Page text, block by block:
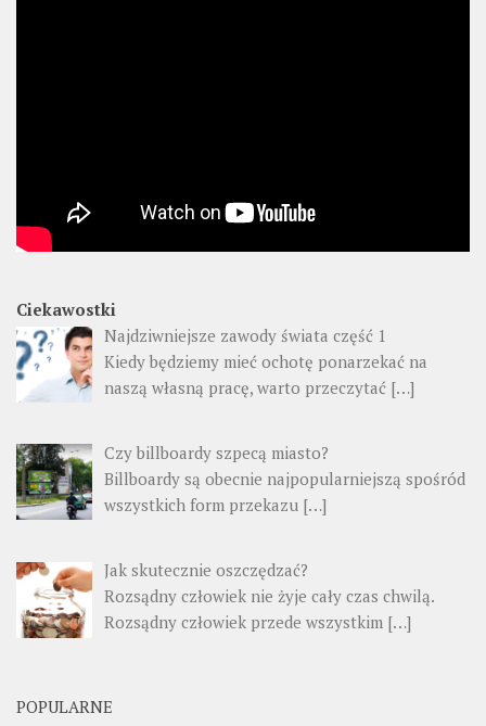
Ciekawostki
Najdziwniejsze zawody świata część 1
Kiedy będziemy mieć ochotę ponarzekać na
naszą własną pracę, warto przeczytać […]
Czy billboardy szpecą miasto?
Billboardy są obecnie najpopularniejszą spośród
wszystkich form przekazu […]
Jak skutecznie oszczędzać?
Rozsądny człowiek nie żyje cały czas chwilą.
Rozsądny człowiek przede wszystkim […]
POPULARNE